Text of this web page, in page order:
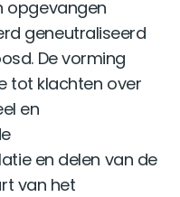
opgevangen
geneutraliseerd
De vorming
tot klachten over
en
en delen van de
van het